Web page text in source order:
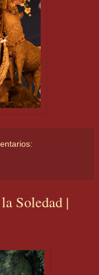
Soledad |